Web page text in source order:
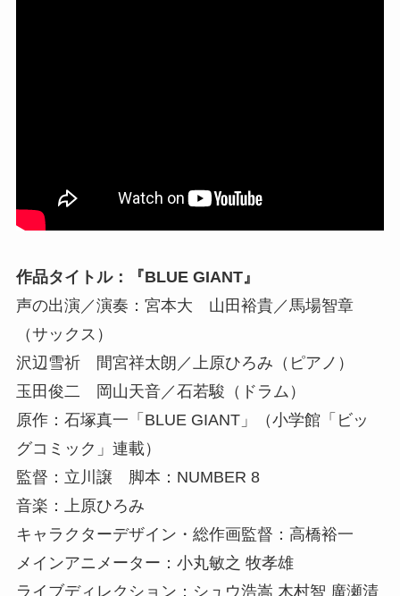
作品タイトル：『BLUE GIANT』
声の出演／演奏：宮本大 山田裕貴／馬場智章
（サックス）
沢辺雪祈 間宮祥太朗／上原ひろみ（ピアノ）
玉田俊二 岡山天音／石若駿（ドラム）
原作：石塚真一「BLUE GIANT」（小学館「ビッ
グコミック」連載）
監督：立川譲 脚本：NUMBER 8
音楽：上原ひろみ
キャラクターデザイン・総作画監督：高橋裕一
メインアニメーター：小丸敏之 牧孝雄
ライブディレクション：シュウ浩嵩 木村智 廣瀬清